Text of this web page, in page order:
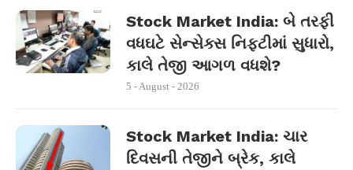
Stock Market India: બે તરફી
વધઘટે સેન્સેક્સ નિફ્ટીમાં સુધારો,
કાલે તેજી આગળ વધશે?
5 - August - 2026
Stock Market India: ચાર
દિવસની તેજીને બ્રેક, કાલે